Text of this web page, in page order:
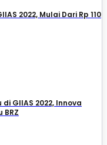
2022, Mulai Dari Rp 110
GIIAS 2022, Innova
BRZ